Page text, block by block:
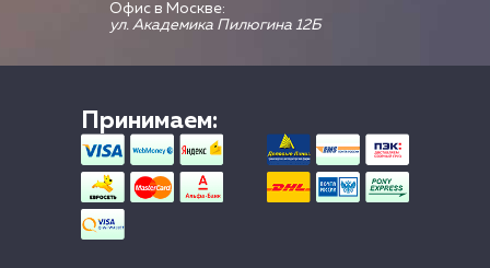
Офис в Москве:
ул. Академика Пилюгина 12Б
Принимаем: